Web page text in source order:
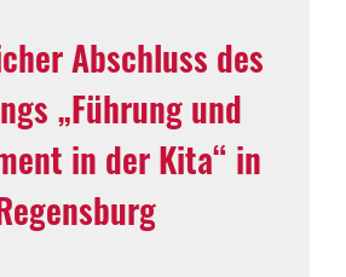
Abschluss des
„Führung und
in der Kita“ in